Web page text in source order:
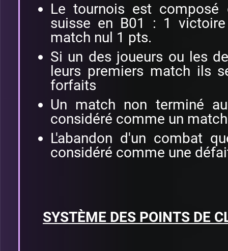
Le tournois est composé
suisse en B01 : 1
match nul 1 pts.
Si un des joueurs ou les
leurs premiers match ils
forfaits
Un match non terminé
considéré comme un
L'abandon d'un combat
considéré comme une
SYSTÈME DES POINTS DE